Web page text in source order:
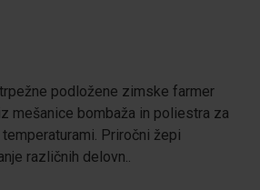
podložene zimske farmer
mešanice bombaža in poliestra za
Priročni žepi
različnih delovn..